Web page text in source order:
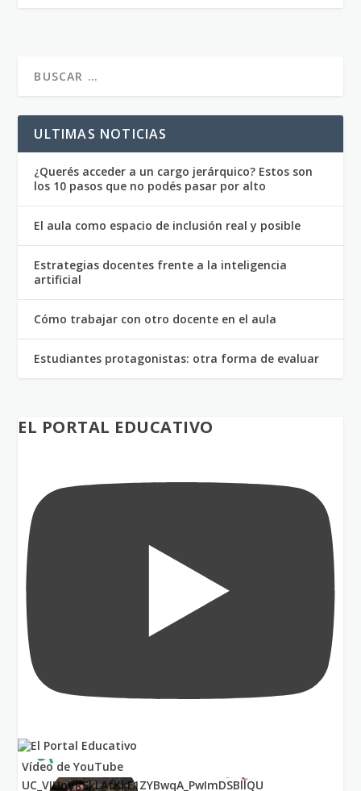
ULTIMAS NOTICIAS
¿Querés acceder a un cargo jerárquico? Estos son
los 10 pasos que no podés pasar por alto
El aula como espacio de inclusión real y posible
Estrategias docentes frente a la inteligencia
artificial
Cómo trabajar con otro docente en el aula
Estudiantes protagonistas: otra forma de evaluar
EL PORTAL EDUCATIVO
Vídeo de YouTube
UC_VIUnVRSkLAfKkF1ZYBwqA_PwImDSBllQU